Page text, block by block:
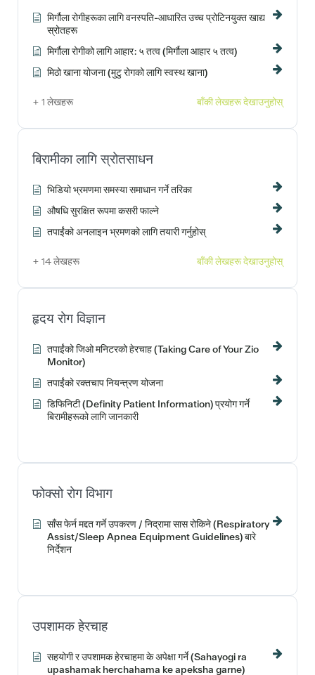
मिर्गौला रोगीहरूका लागि वनस्पति-आधारित उच्च प्रोटिनयुक्त खाद्य
स्रोतहरू
मिर्गौला रोगीको लागि आहार: ५ तत्व (मिर्गौला आहार ५ तत्व)
मिठो खाना योजना (मुटु रोगको लागि स्वस्थ खाना)
+ 1 लेखहरू बाँकी लेखहरू देखाउनुहोस्
बिरामीका लागि स्रोतसाधन
भिडियो भ्रमणमा समस्या समाधान गर्ने तरिका
औषधि सुरक्षित रूपमा कसरी फाल्ने
तपाईंको अनलाइन भ्रमणको लागि तयारी गर्नुहोस्
+ 14 लेखहरू बाँकी लेखहरू देखाउनुहोस्
हृदय रोग विज्ञान
तपाईंको जिओ मनिटरको हेरचाह (Taking Care of Your Zio
Monitor)
तपाईंको रक्तचाप नियन्त्रण योजना
डिफिनिटी (Definity Patient Information) प्रयोग गर्ने
बिरामीहरूको लागि जानकारी
फोक्सो रोग विभाग
साँस फेर्न मद्दत गर्ने उपकरण / निद्रामा सास रोकिने (Respiratory
Assist/Sleep Apnea Equipment Guidelines) बारे
निर्देशन
उपशामक हेरचाह
सहयोगी र उपशामक हेरचाहमा के अपेक्षा गर्ने (Sahayogi ra
upashamak herchahama ke apeksha garne)